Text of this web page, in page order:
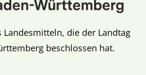
Landesmitteln, die der Landtag
beschlossen hat.